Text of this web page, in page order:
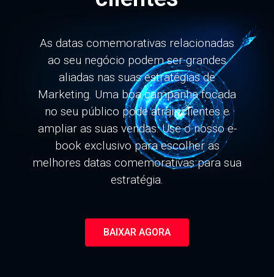
As datas comemorativas relacionadas
ao seu negócio podem ser grandes
aliadas nas suas estratégias de
Marketing. Uma boa campanha focada
no seu público pode atrair clientes e
ampliar as suas vendas. Use o nosso e-
book exclusivo para escolher as
melhores datas comemorativas para sua
estratégia.
BAIXAR AGORA